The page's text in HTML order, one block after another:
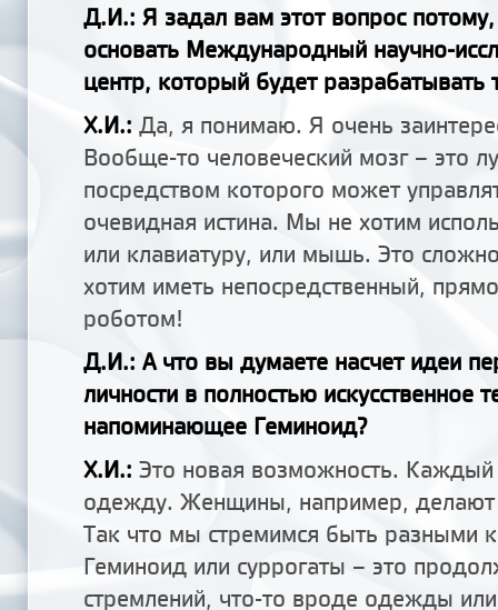
Д.И.: Я задал вам этот вопрос
основать Международный научно-
центр, который будет разрабатывать
Х.И.: Да, я понимаю. Я очень
Вообще-то человеческий мозг – это
посредством которого может
очевидная истина. Мы не хотим
или клавиатуру, или мышь. Это
хотим иметь непосредственный,
роботом!
Д.И.: А что вы думаете насчет идеи
личности в полностью искусственное
напоминающее Геминоид?
Х.И.: Это новая возможность.
одежду. Женщины, например,
Так что мы стремимся быть разными
Геминоид или суррогаты – это
стремлений, что-то вроде одежды